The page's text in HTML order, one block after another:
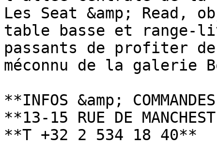
Les Seat &amp; Read,
table basse et range-
passants de profiter
méconnu de la galerie
**INFOS &amp;
**13-15 RUE DE
**T +32 2 534 18 40**